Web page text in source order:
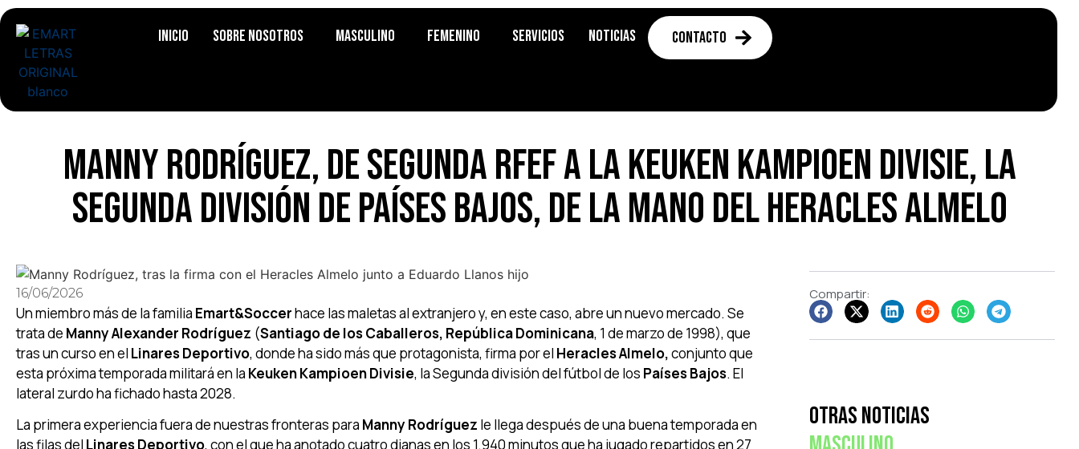
Inicio Sobre Nosotros Masculino Femenino Servicios Noticias Contacto
Manny Rodríguez, de Segunda RFEF a la Keuken Kampioen Divisie, la
Segunda división de Países Bajos, de la mano del Heracles Almelo
16/06/2026
Un miembro más de la familia Emart&Soccerhace las maletas al extranjero y, en este caso, abre un nuevo mercado. Se
trata de Manny Alexander Rodríguez (Santiago de los Caballeros, República Dominicana, 1 de marzo de 1998), que
tras un curso en el Linares Deportivo, donde ha sido más que protagonista, firma por el Heracles Almelo,conjunto que
esta próxima temporada militará en la Keuken Kampioen Divisie, la Segunda división del fútbol de los Países Bajos. El
lateral zurdo ha fichado hasta 2028.
La primera experiencia fuera de nuestras fronteras para Manny Rodríguez le llega después de una buena temporada en
las filas del Linares Deportivo, con el que ha anotado cuatro dianas en los 1.940 minutos que ha jugado repartidos en 27
Compartir:
Otras Noticias